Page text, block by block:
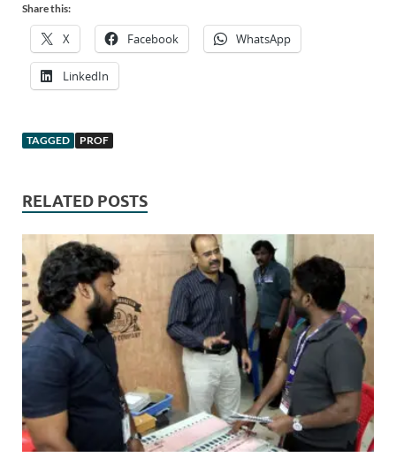
Share this:
X Facebook WhatsApp
LinkedIn
TAGGED PROF
RELATED POSTS